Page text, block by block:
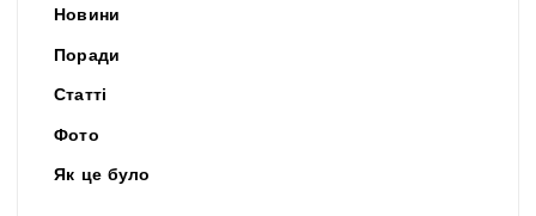
Новини
Поради
Статті
Фото
Як це було